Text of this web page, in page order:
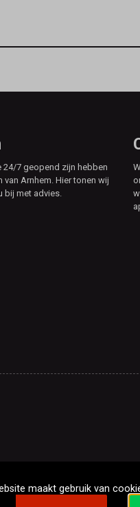
24/7 geopend zijn hebben
Arnhem. Hier tonen wij
bij met advies.
maakt gebruik van